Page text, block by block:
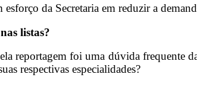
esforço da Secretaria em reduzir a
listas?
reportagem foi uma dúvida frequente
respectivas especialidades?